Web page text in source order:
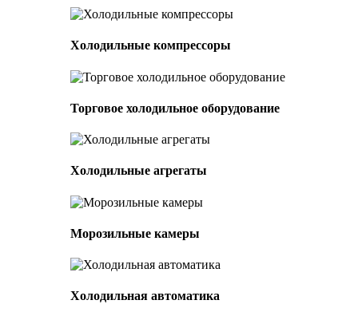
Холодильные компрессоры
Торговое холодильное оборудование
Холодильные агрегаты
Морозильные камеры
Холодильная автоматика